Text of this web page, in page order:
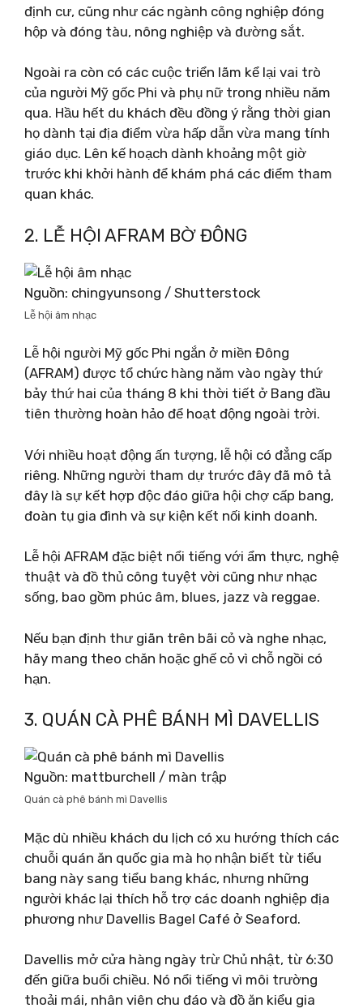
định cư, cũng như các ngành công nghiệp đóng
hộp và đóng tàu, nông nghiệp và đường sắt.
Ngoài ra còn có các cuộc triển lãm kể lại vai trò
của người Mỹ gốc Phi và phụ nữ trong nhiều năm
qua. Hầu hết du khách đều đồng ý rằng thời gian
họ dành tại địa điểm vừa hấp dẫn vừa mang tính
giáo dục. Lên kế hoạch dành khoảng một giờ
trước khi khởi hành để khám phá các điểm tham
quan khác.
2. LỄ HỘI AFRAM BỜ ĐÔNG
Nguồn: chingyunsong / Shutterstock
Lễ hội âm nhạc
Lễ hội người Mỹ gốc Phi ngắn ở miền Đông
(AFRAM) được tổ chức hàng năm vào ngày thứ
bảy thứ hai của tháng 8 khi thời tiết ở Bang đầu
tiên thường hoàn hảo để hoạt động ngoài trời.
Với nhiều hoạt động ấn tượng, lễ hội có đẳng cấp
riêng. Những người tham dự trước đây đã mô tả
đây là sự kết hợp độc đáo giữa hội chợ cấp bang,
đoàn tụ gia đình và sự kiện kết nối kinh doanh.
Lễ hội AFRAM đặc biệt nổi tiếng với ẩm thực, nghệ
thuật và đồ thủ công tuyệt vời cũng như nhạc
sống, bao gồm phúc âm, blues, jazz và reggae.
Nếu bạn định thư giãn trên bãi cỏ và nghe nhạc,
hãy mang theo chăn hoặc ghế cỏ vì chỗ ngồi có
hạn.
3. QUÁN CÀ PHÊ BÁNH MÌ DAVELLIS
Nguồn: mattburchell / màn trập
Quán cà phê bánh mì Davellis
Mặc dù nhiều khách du lịch có xu hướng thích các
chuỗi quán ăn quốc gia mà họ nhận biết từ tiểu
bang này sang tiểu bang khác, nhưng những
người khác lại thích hỗ trợ các doanh nghiệp địa
phương như Davellis Bagel Café ở Seaford.
Davellis mở cửa hàng ngày trừ Chủ nhật, từ 6:30
đến giữa buổi chiều. Nó nổi tiếng vì môi trường
thoải mái, nhân viên chu đáo và đồ ăn kiểu gia